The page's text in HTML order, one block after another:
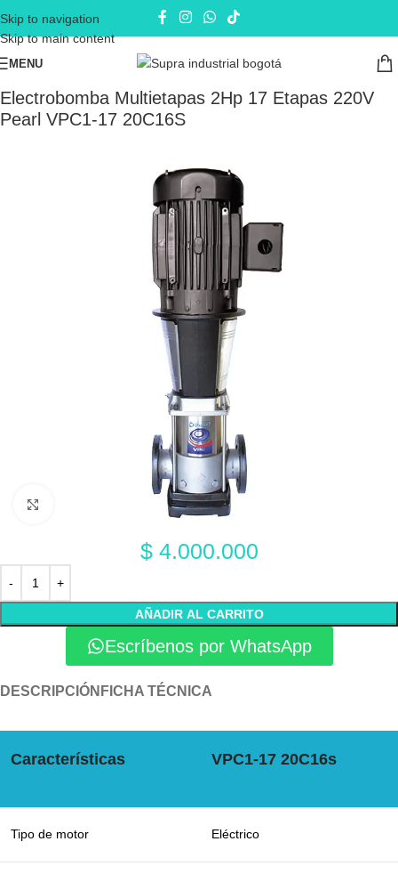
Skip to navigation
Skip to main content
MENU
Inicio Electrobombas - bombas eléctricas Bombas de Superficie
Electrobomba Multietapas 2Hp 17 Etapas 220V
Pearl VPC1-17 20C16S
$4.000.000
AÑADIR AL CARRITO
Escríbenos por WhatsApp
DESCRIPCIÓN FICHA TÉCNICA
Características VPC1-17 20C16s
Tipo de motor Eléctrico